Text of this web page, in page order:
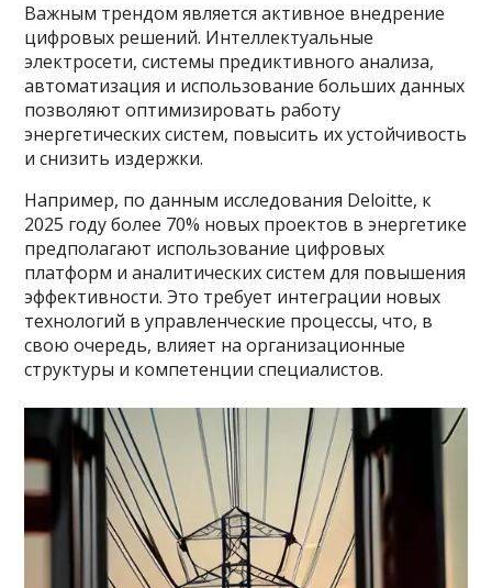
Важным трендом является активное внедрение
цифровых решений. Интеллектуальные
электросети, системы предиктивного анализа,
автоматизация и использование больших данных
позволяют оптимизировать работу
энергетических систем, повысить их устойчивость
и снизить издержки.
Например, по данным исследования Deloitte, к
2025 году более 70% новых проектов в энергетике
предполагают использование цифровых
платформ и аналитических систем для повышения
эффективности. Это требует интеграции новых
технологий в управленческие процессы, что, в
свою очередь, влияет на организационные
структуры и компетенции специалистов.